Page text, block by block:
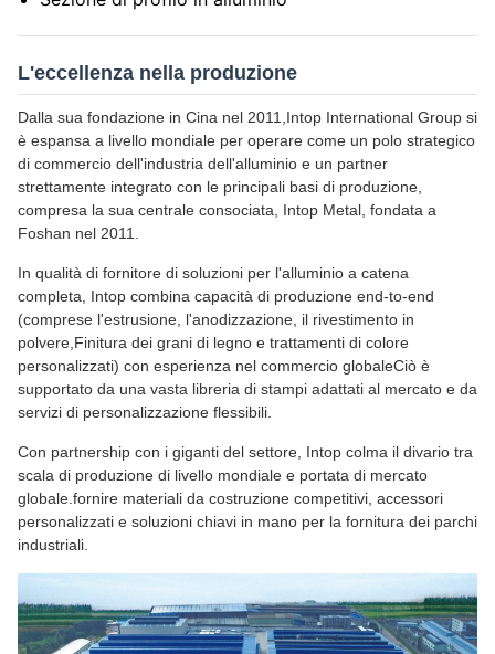
L'eccellenza nella produzione
Dalla sua fondazione in Cina nel 2011,Intop International Group si
è espansa a livello mondiale per operare come un polo strategico
di commercio dell'industria dell'alluminio e un partner
strettamente integrato con le principali basi di produzione,
compresa la sua centrale consociata, Intop Metal, fondata a
Foshan nel 2011.
In qualità di fornitore di soluzioni per l'alluminio a catena
completa, Intop combina capacità di produzione end-to-end
(comprese l'estrusione, l'anodizzazione, il rivestimento in
polvere,Finitura dei grani di legno e trattamenti di colore
personalizzati) con esperienza nel commercio globaleCiò è
supportato da una vasta libreria di stampi adattati al mercato e da
servizi di personalizzazione flessibili.
Con partnership con i giganti del settore, Intop colma il divario tra
scala di produzione di livello mondiale e portata di mercato
globale.fornire materiali da costruzione competitivi, accessori
personalizzati e soluzioni chiavi in mano per la fornitura dei parchi
industriali.